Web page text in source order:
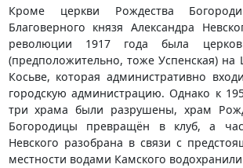
Кроме церкви Рождества
Благоверного князя Александра
революции 1917 года была
(предположительно, тоже Успенская) на
Косьве, которая административно
городскую администрацию. Однако к
три храма были разрушены, храм
Богородицы превращён в клуб, а
Невского разобрана в связи с
местности водами Камского